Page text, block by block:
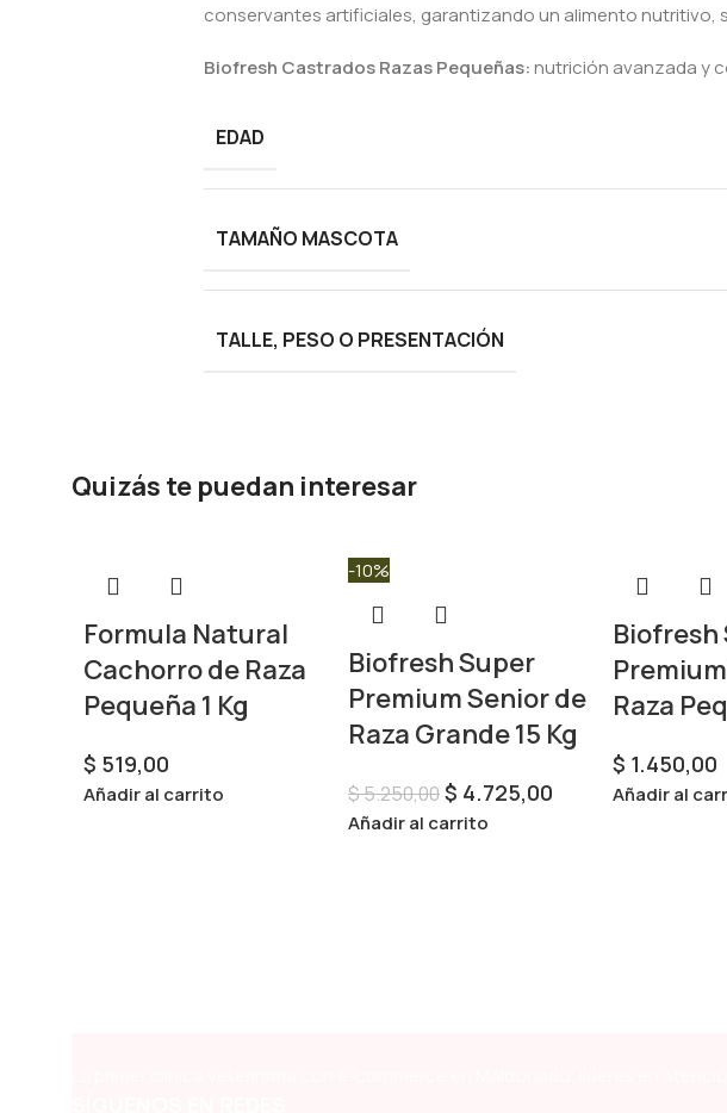
conservantes artificiales, garantizando un alimento nutritivo,
Biofresh Castrados Razas Pequeñas:nutrición avanzada y
EDAD
TAMAÑO MASCOTA
TALLE, PESO O PRESENTACIÓN
Quizás te puedan interesar
Formula Natural
Cachorro de Raza
Pequeña 1 Kg
$ 519,00
Añadir al carrito
-10%
Biofresh Super
Premium Senior de
Raza Grande 15 Kg
$5.250,00$ 4.725,00
Añadir al carrito
Biofresh
Raza
$ 1.450,00
Añadir al